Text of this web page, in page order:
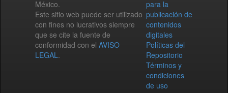
México.
Este sitio web puede ser utilizado
con fines no lucrativos siempre
que se cite la fuente de
conformidad con el AVISO
LEGAL.
para la
publicación de
contenidos
digitales
Políticas del
Repositorio
Términos y
condiciones
de uso